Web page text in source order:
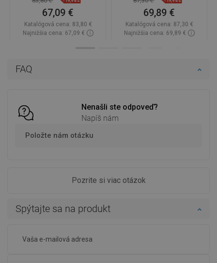
FAQ
Nenašli ste odpoveď?
Napíš nám
Položte nám otázku
Pozrite si viac otázok
Spýtajte sa na produkt
67,09 €
Katalógová cena: 83,80 €
Najnižšia cena: 67,09 €
69,89 €
Katalógová cena: 87,30 €
Najnižšia cena: 69,89 €